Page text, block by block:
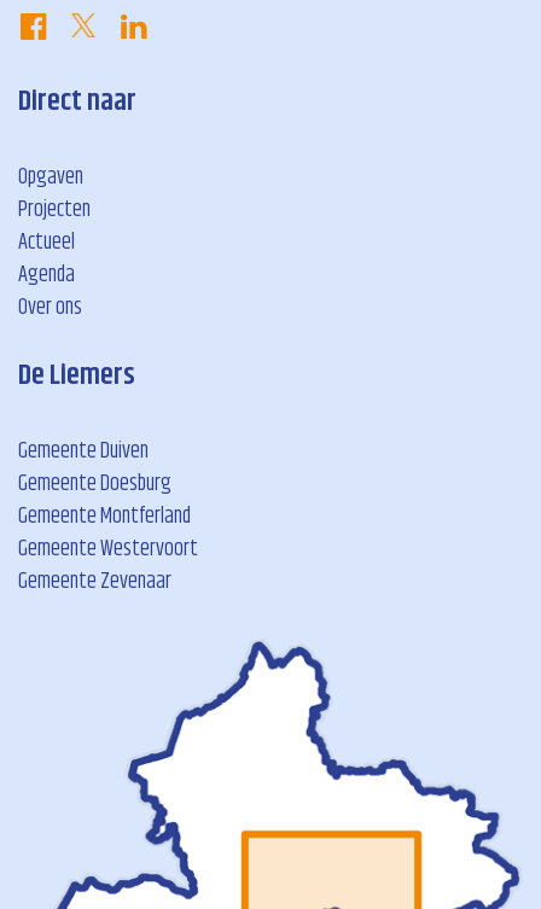
Direct naar
Opgaven
Projecten
Actueel
Agenda
Over ons
De Liemers
Gemeente Duiven
Gemeente Doesburg
Gemeente Montferland
Gemeente Westervoort
Gemeente Zevenaar